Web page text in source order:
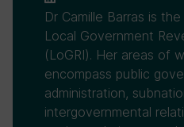
Dr Camille Barras is
Local Government
(LoGRI). Her areas of
encompass public
administration,
intergovernmental